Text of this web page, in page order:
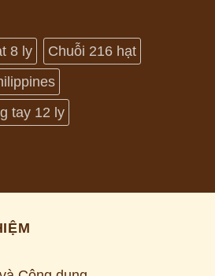
8 ly
Chuỗi 216 hạt
tay 12 ly